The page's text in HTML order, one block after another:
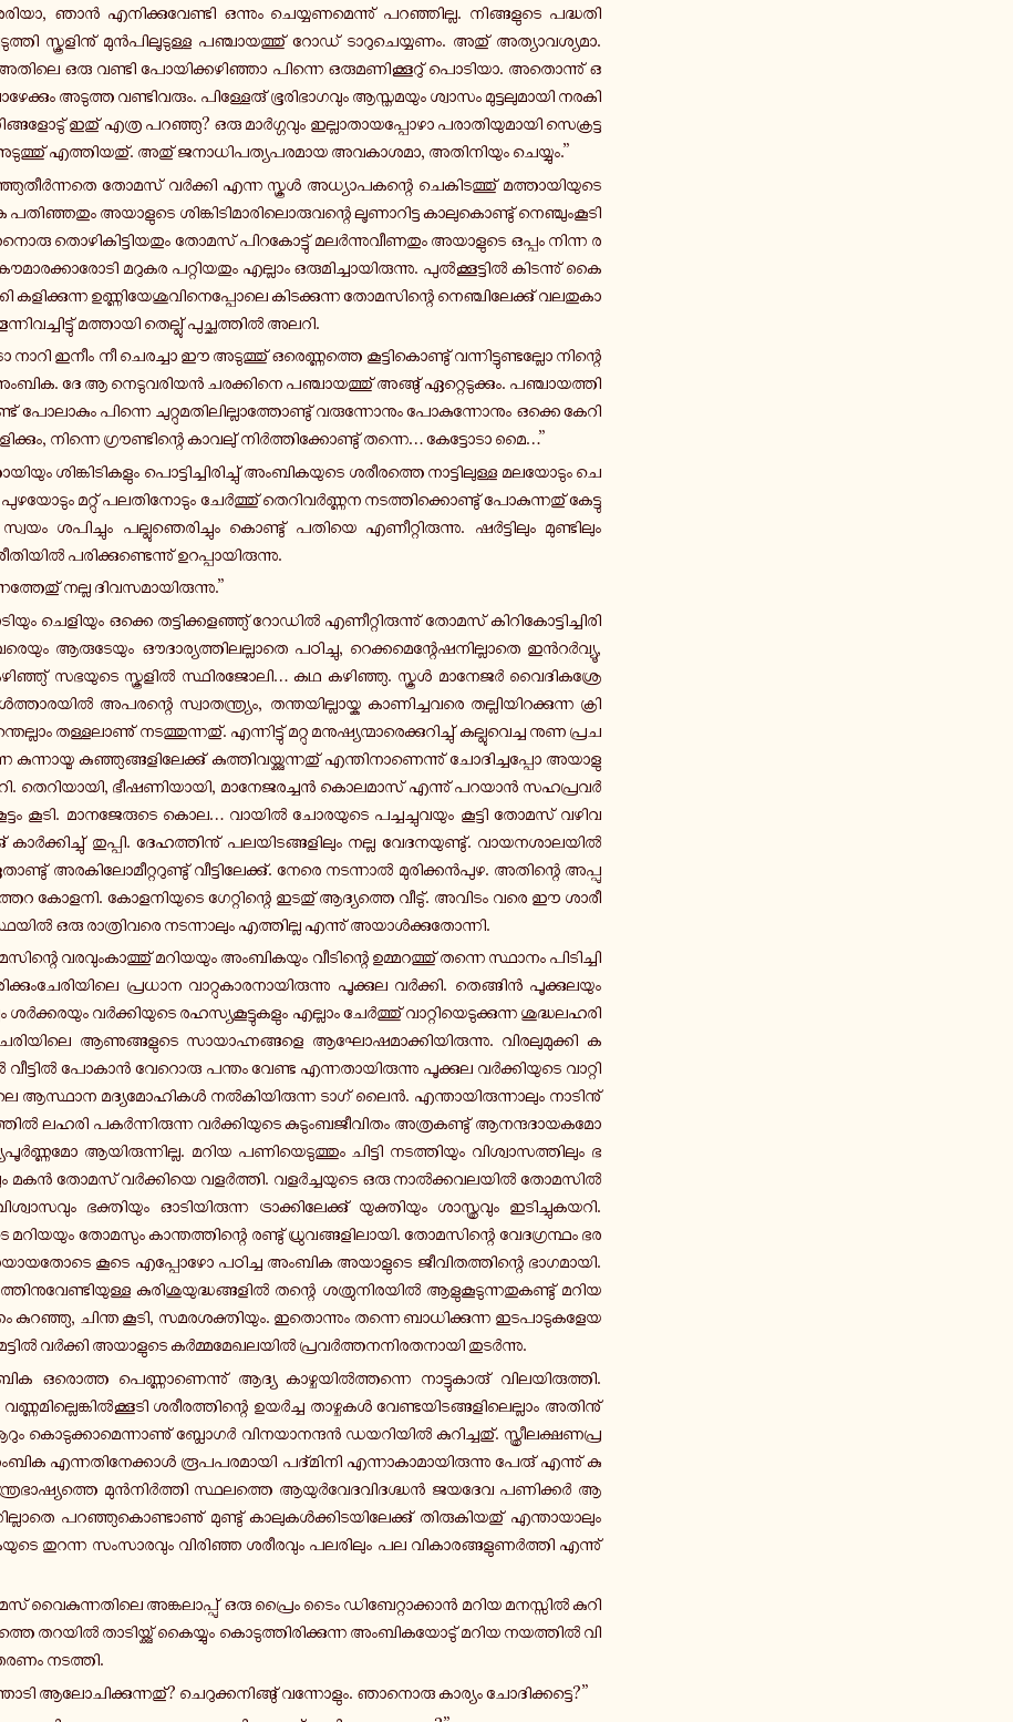
ഞാൻ എ­നി­ക്കു­വേ­ണ്ടി ഒ­ന്നും ചെ­യ്യ­ണ­മെ­ന്നു് പ­റ­ഞ്ഞി­ല്ല. നി­ങ്ങ­ളു­ടെ പ­ദ്ധ­തി­
സ്കൂ­ളി­നു് മുൻ­പി­ലൂ­ടു­ള്ള പ­ഞ്ചാ­യ­ത്തു് റോഡ് ടാ­റു­ചെ­യ്യ­ണം. അതു് അ­ത്യാ­വ­ശ്യ­മാ.
ഒരു വണ്ടി പോ­യി­ക്ക­ഴി­ഞ്ഞാ പി­ന്നെ ഒ­രു­മ­ണി­ക്കൂ­റു് പൊ­ടി­യാ. അ­തൊ­ന്നു് ഒ­
അ­ടു­ത്ത വ­ണ്ടി­വ­രും. പി­ള്ളേ­രു് ഭൂ­രി­ഭാ­ഗ­വും ആ­സ്ത­മ­യും ശ്വാ­സം മു­ട്ട­ലു­മാ­യി ന­ര­കി­
ഇതു് എത്ര പ­റ­ഞ്ഞു? ഒരു മാർ­ഗ്ഗ­വും ഇ­ല്ലാ­താ­യ­പ്പോ­ഴാ പ­രാ­തി­യു­മാ­യി സെ­ക്ര­ട്ട­
എ­ത്തി­യ­തു്. അതു് ജ­നാ­ധി­പ­ത്യ­പ­ര­മാ­യ അ­വ­കാ­ശ­മാ, അ­തി­നി­യും ചെ­യ്യും.”
തോമസ് വർ­ക്കി എന്ന സ്കൂൾ അ­ധ്യാ­പ­ക­ന്റെ ചെ­കി­ട­ത്തു് മ­ത്താ­യി­യു­ടെ
അ­യാ­ളു­ടെ ശി­ങ്കി­ടി­മാ­രി­ലൊ­രു­വ­ന്റെ ലൂ­ണാ­റി­ട്ട കാ­ലു­കൊ­ണ്ടു് നെ­ഞ്ചും­കൂ­ടി­
തൊ­ഴി­കി­ട്ടി­യ­തും തോമസ് പി­റ­കോ­ട്ടു് മ­ലർ­ന്നു­വീ­ണ­തും അ­യാ­ളു­ടെ ഒപ്പം നിന്ന ര­
മറുകര പ­റ്റി­യ­തും എ­ല്ലാം ഒ­രു­മി­ച്ചാ­യി­രു­ന്നു. പുൽ­ക്കൂ­ട്ടിൽ കി­ട­ന്നു് കൈ­
ക­ളി­ക്കു­ന്ന ഉ­ണ്ണി­യേ­ശു­വി­നെ­പ്പോ­ലെ കി­ട­ക്കു­ന്ന തോ­മ­സി­ന്റെ നെ­ഞ്ചി­ലേ­ക്കു് വ­ല­തു­കാ­
മ­ത്താ­യി തെ­ല്ലു് പു­ച്ഛ­ത്തിൽ അലറി.
നാറി ഇനീം നീ ചെ­ര­ച്ചാ ഈ അ­ടു­ത്തു് ഒ­രെ­ണ്ണ­ത്തെ കൂ­ട്ടി­കൊ­ണ്ടു് വ­ന്നി­ട്ടു­ണ്ട­ല്ലോ നി­ന്റെ
അംബിക. ദേ ആ നെ­ടു­വ­രി­യൻ ച­ര­ക്കി­നെ പ­ഞ്ചാ­യ­ത്തു് അ­ങ്ങു് ഏ­റ്റെ­ടു­ക്കും. പ­ഞ്ചാ­യ­ത്തി­
പോ­ലാ­കും പി­ന്നെ ചു­റ്റു­മ­തി­ലി­ല്ലാ­ത്തോ­ണ്ടു് വ­രു­ന്നോ­നും പോ­കു­ന്നോ­നും ഒക്കെ കേറി
നി­ന്നെ ഗ്രൗ­ണ്ടി­ന്റെ കാ­വ­ലു് നിർ­ത്തി­ക്കോ­ണ്ടു് തന്നെ… കേ­ട്ടോ­ടാ മൈ…”
ശി­ങ്കി­ടി­ക­ളും പൊ­ട്ടി­ച്ചി­രി­ച്ചു് അം­ബി­ക­യു­ടെ ശ­രീ­ര­ത്തെ നാ­ട്ടി­ലു­ള്ള മ­ല­യോ­ടും ചെ­
പു­ഴ­യോ­ടും മ­റ്റു് പ­ല­തി­നോ­ടും ചേർ­ത്തു് തെ­റി­വർ­ണ്ണ­ന ന­ട­ത്തി­ക്കൊ­ണ്ടു് പോ­കു­ന്ന­തു് കേ­ട്ടു­
ശ­പി­ച്ചും പ­ല്ലു­ഞെ­രി­ച്ചും കൊ­ണ്ടു് പതിയെ എ­ണീ­റ്റി­രു­ന്നു. ഷർ­ട്ടി­ലും മു­ണ്ടി­ലും
പ­രി­ക്കു­ണ്ടെ­ന്നു് ഉ­റ­പ്പാ­യി­രു­ന്നു.
നല്ല ദി­വ­സ­മാ­യി­രു­ന്നു.”
ചെ­ളി­യും ഒക്കെ ത­ട്ടി­ക്ക­ള­ഞ്ഞു് റോഡിൽ എ­ണീ­റ്റി­രു­ന്നു് തോമസ് കി­റി­കോ­ട്ടി­ച്ചി­രി­
ആ­രു­ടേ­യും ഔ­ദാ­ര്യ­ത്തി­ല­ല്ലാ­തെ പ­ഠി­ച്ചു, റെ­ക്ക­മെ­ന്റേ­ഷ­നി­ല്ലാ­തെ ഇൻ­റർ­വ്യൂ,
സ­ഭ­യു­ടെ സ്കൂ­ളിൽ സ്ഥി­ര­ജോ­ലി… കഥ ക­ഴി­ഞ്ഞു. സ്കൂൾ മാ­നേ­ജർ വൈ­ദി­ക­ശ്രേ­
അ­പ­ര­ന്റെ സ്വാ­ത­ന്ത്ര്യം, ത­ന്ത­യി­ല്ലാ­യ്ക കാ­ണി­ച്ച­വ­രെ ത­ല്ലി­യി­റ­ക്കു­ന്ന ക്രി­
ത­ള്ള­ലാ­ണു് ന­ട­ത്തു­ന്ന­തു്. എ­ന്നി­ട്ടു് മറ്റു മ­നു­ഷ്യ­ന്മാ­രെ­ക്കു­റി­ച്ചു് ക­ല്ലു­വെ­ച്ച നുണ പ്ര­ച­
കു­ന്നാ­യ്മ കു­ഞ്ഞു­ങ്ങ­ളി­ലേ­ക്കു് കു­ത്തി­വ­യ്ക്കു­ന്ന­തു് എ­ന്തി­നാ­ണെ­ന്നു് ചോ­ദി­ച്ച­പ്പോ അ­യാ­ളു­
തെ­റി­യാ­യി, ഭീ­ഷ­ണി­യാ­യി, മാ­നേ­ജ­ര­ച്ചൻ കൊ­ല­മാ­സ് എ­ന്നു് പറയാൻ സ­ഹ­പ്ര­വർ­
കൂടി. മാ­ന­ജേ­രു­ടെ കൊല… വായിൽ ചോ­ര­യു­ടെ പ­ച്ച­ച്ചു­വ­യും കൂ­ട്ടി തോമസ് വ­ഴി­വ­
കാർ­ക്കി­ച്ചു് തു­പ്പി. ദേ­ഹ­ത്തി­നു് പ­ല­യി­ട­ങ്ങ­ളി­ലും നല്ല വേ­ദ­ന­യു­ണ്ടു്. വാ­യ­ന­ശാ­ല­യിൽ
അ­ര­കി­ലോ­മീ­റ്റ­റു­ണ്ടു് വീ­ട്ടി­ലേ­ക്കു്. നേരെ ന­ട­ന്നാൽ മു­രി­ക്കൻ­പു­ഴ. അ­തി­ന്റെ അ­പ്പു­
കോളനി. കോ­ള­നി­യു­ടെ ഗേ­റ്റി­ന്റെ ഇടതു് ആ­ദ്യ­ത്തെ വീടു്. അവിടം വരെ ഈ ശാ­രീ­
ഒരു രാ­ത്രി­വ­രെ ന­ട­ന്നാ­ലും എ­ത്തി­ല്ല എ­ന്നു് അ­യാൾ­ക്കു­തോ­ന്നി.
വ­ര­വും­കാ­ത്തു് മ­റി­യ­യും അം­ബി­ക­യും വീ­ടി­ന്റെ ഉ­മ്മ­റ­ത്തു് തന്നെ സ്ഥാ­നം പി­ടി­ച്ചി­
പ്ര­ധാ­ന വാ­റ്റു­കാ­ര­നാ­യി­രു­ന്നു പൂ­ക്കു­ല വർ­ക്കി. തെ­ങ്ങിൻ പൂ­ക്കു­ല­യും
വർ­ക്കി­യു­ടെ ര­ഹ­സ്യ­കൂ­ട്ടു­ക­ളും എ­ല്ലാം ചേർ­ത്തു് വാ­റ്റി­യെ­ടു­ക്കു­ന്ന ശു­ദ്ധ­ല­ഹ­രി
ആ­ണു­ങ്ങ­ളു­ടെ സാ­യാ­ഹ്ന­ങ്ങ­ളെ ആ­ഘോ­ഷ­മാ­ക്കി­യി­രു­ന്നു. വി­ര­ലു­മു­ക്കി ക­
വീ­ട്ടിൽ പോകാൻ വേ­റൊ­രു പന്തം വേണ്ട എ­ന്ന­താ­യി­രു­ന്നു പൂ­ക്കു­ല വർ­ക്കി­യു­ടെ വാ­റ്റി­
ആ­സ്ഥാ­ന മ­ദ്യ­മോ­ഹി­കൾ നൽ­കി­യി­രു­ന്ന ടാഗ് ലൈൻ. എ­ന്താ­യി­രു­ന്നാ­ലും നാ­ടി­നു്
ലഹരി പ­കർ­ന്നി­രു­ന്ന വർ­ക്കി­യു­ടെ കു­ടും­ബ­ജീ­വി­തം അ­ത്ര­ക­ണ്ടു് ആ­ന­ന്ദ­ദാ­യ­ക­മോ
ആ­യി­രു­ന്നി­ല്ല. മറിയ പ­ണി­യെ­ടു­ത്തും ചി­ട്ടി ന­ട­ത്തി­യും വി­ശ്വാ­സ­ത്തി­ലും ഭ­
മകൻ തോമസ് വർ­ക്കി­യെ വ­ളർ­ത്തി. വ­ളർ­ച്ച­യു­ടെ ഒരു നാൽ­ക്ക­വ­ല­യിൽ തോ­മ­സിൽ
ഭ­ക്തി­യും ഓ­ടി­യി­രു­ന്ന ട്രാ­ക്കി­ലേ­ക്കു് യു­ക്തി­യും ശാ­സ്ത്ര­വും ഇ­ടി­ച്ചു­ക­യ­റി.
തോ­മ­സും കാ­ന്ത­ത്തി­ന്റെ ര­ണ്ടു് ധ്രു­വ­ങ്ങ­ളി­ലാ­യി. തോ­മ­സി­ന്റെ വേ­ദ­ഗ്ര­ന്ഥം ഭ­ര­
കൂടെ എ­പ്പോ­ഴോ പ­ഠി­ച്ച അംബിക അ­യാ­ളു­ടെ ജീ­വി­ത­ത്തി­ന്റെ ഭാ­ഗ­മാ­യി.
കു­രി­ശു­യു­ദ്ധ­ങ്ങ­ളിൽ തന്റെ ശ­ത്രു­നി­ര­യിൽ ആ­ളു­കൂ­ടു­ന്ന­തു­ക­ണ്ടു് മ­റി­യ­
കു­റ­ഞ്ഞു, ചിന്ത കൂടി, സ­മ­ര­ശ­ക്തി­യും. ഇ­തൊ­ന്നും തന്നെ ബാ­ധി­ക്കു­ന്ന ഇ­ട­പാ­ടു­ക­ളേ­യ­
വർ­ക്കി അ­യാ­ളു­ടെ കർ­മ്മ­മേ­ഖ­ല­യിൽ പ്ര­വർ­ത്ത­ന­നി­ര­ത­നാ­യി തു­ടർ­ന്നു.
ഒ­രൊ­ത്ത പെ­ണ്ണാ­ണെ­ന്നു് ആദ്യ കാ­ഴ്ച­യിൽ­ത്ത­ന്നെ നാ­ട്ടു­കാ­രു് വി­ല­യി­രു­ത്തി.
ശ­രീ­ര­ത്തി­ന്റെ ഉ­യർ­ച്ച താ­ഴ്ച­കൾ വേ­ണ്ട­യി­ട­ങ്ങ­ളി­ലെ­ല്ലാം അ­തി­നു്
കൊ­ടു­ക്കാ­മെ­ന്നാ­ണു് ബ്ലോ­ഗർ വി­ന­യാ­ന­ന്ദൻ ഡ­യ­റി­യിൽ കു­റി­ച്ച­തു്. സ്ത്രീ­ല­ക്ഷ­ണ­പ്ര­
എ­ന്ന­തി­നേ­ക്കാൾ രൂ­പ­പ­ര­മാ­യി പ­ദ്മി­നി എ­ന്നാ­കാ­മാ­യി­രു­ന്നു പേരു് എ­ന്നു് കു­
മുൻ­നിർ­ത്തി സ്ഥ­ല­ത്തെ ആ­യുർ­വേ­ദ­വി­ദ­ഗ്ദ്ധൻ ജയദേവ പ­ണി­ക്കർ ആ­
പ­റ­ഞ്ഞു­കൊ­ണ്ടാ­ണു് മു­ണ്ടു് കാ­ലു­കൾ­ക്കി­ട­യി­ലേ­ക്കു് തി­രു­കി­യ­തു് എ­ന്താ­യാ­ലും
തു­റ­ന്ന സം­സാ­ര­വും വി­രി­ഞ്ഞ ശ­രീ­ര­വും പ­ല­രി­ലും പല വി­കാ­ര­ങ്ങ­ളു­ണർ­ത്തി എ­ന്നു്
വൈ­കു­ന്ന­തി­ലെ അ­ങ്ക­ലാ­പ്പു് ഒരു പ്രൈം ടൈം ഡി­ബേ­റ്റാ­ക്കാൻ മറിയ മ­ന­സ്സിൽ കു­റി­
തറയിൽ താ­ടി­യ്ക്കു് കൈ­യ്യും കൊ­ടു­ത്തി­രി­ക്കു­ന്ന അം­ബി­ക­യോ­ടു് മറിയ ന­യ­ത്തിൽ വി­
ന­ട­ത്തി.
ആ­ലോ­ചി­ക്കു­ന്ന­തു്? ചെ­റു­ക്ക­നി­ങ്ങു് വ­ന്നോ­ളും. ഞാ­നൊ­രു കാ­ര്യം ചോ­ദി­ക്ക­ട്ടെ?”